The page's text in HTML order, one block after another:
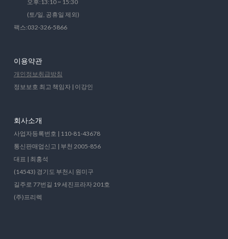
오후:13:10 ~ 15:30
(토/일, 공휴일 제외)
팩스:032-326-5866
이용약관
개인정보취급방침
정보보호 최고 책임자 | 이강인
회사소개
사업자등록번호 | 110-81-43678
통신판매업신고 | 부천 2005-856
대표 | 최홍석
(14543) 경기도 부천시 원미구
길주로 77번길 19 세진프라자 201호
(주)프리렉